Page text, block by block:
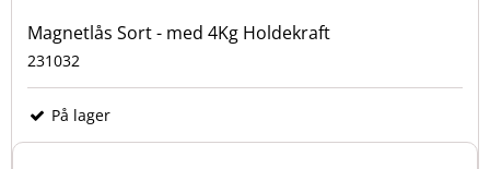
Magnetlås Sort - med 4Kg Holdekraft
231032
På lager